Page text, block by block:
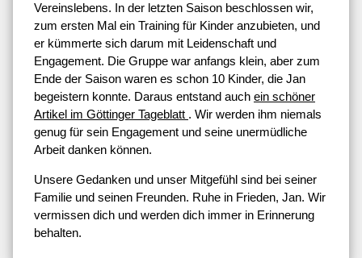
Vereinslebens. In der letzten Saison beschlossen wir,
zum ersten Mal ein Training für Kinder anzubieten, und
er kümmerte sich darum mit Leidenschaft und
Engagement. Die Gruppe war anfangs klein, aber zum
Ende der Saison waren es schon 10 Kinder, die Jan
begeistern konnte. Daraus entstand auch ein schöner
Artikel im Göttinger Tageblatt . Wir werden ihm niemals
genug für sein Engagement und seine unermüdliche
Arbeit danken können.
Unsere Gedanken und unser Mitgefühl sind bei seiner
Familie und seinen Freunden. Ruhe in Frieden, Jan. Wir
vermissen dich und werden dich immer in Erinnerung
behalten.